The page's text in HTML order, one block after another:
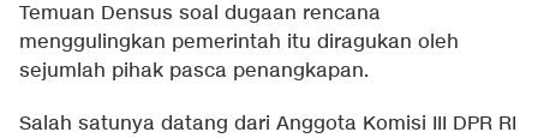
Temuan Densus soal dugaan rencana
menggulingkan pemerintah itu diragukan oleh
sejumlah pihak pasca penangkapan.
Salah satunya datang dari Anggota Komisi III DPR RI